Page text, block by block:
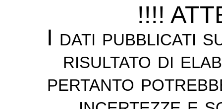
!!!!
I dati pubblicati
risultato di
pertanto